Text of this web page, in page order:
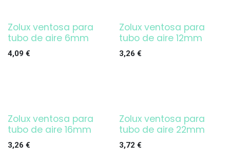
Zolux ventosa para
tubo de aire 6mm
4,09 €
Zolux ventosa para
tubo de aire 12mm
3,26 €
Zolux ventosa para
tubo de aire 16mm
3,26 €
Zolux ventosa para
tubo de aire 22mm
3,72 €